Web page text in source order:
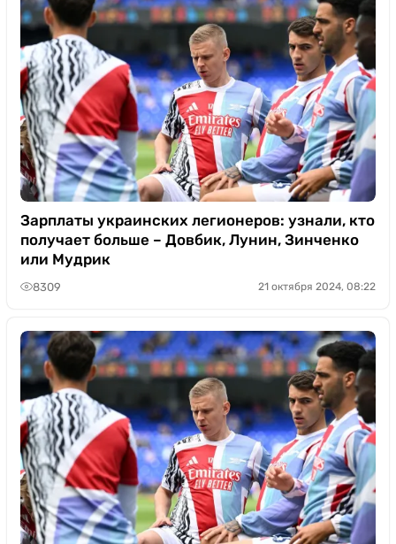
Зарплаты украинских легионеров: узнали, кто
получает больше – Довбик, Лунин, Зинченко
или Мудрик
8309 21 октября 2024, 08:22